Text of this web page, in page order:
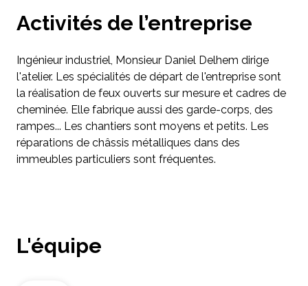
Activités de l’entreprise
Ingénieur industriel, Monsieur Daniel Delhem dirige
l'atelier. Les spécialités de départ de l'entreprise sont
la réalisation de feux ouverts sur mesure et cadres de
cheminée. Elle fabrique aussi des garde-corps, des
rampes... Les chantiers sont moyens et petits. Les
réparations de châssis métalliques dans des
immeubles particuliers sont fréquentes.
L'équipe